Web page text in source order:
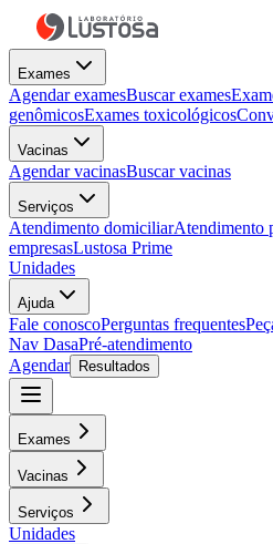
Exames
Agendar examesBuscar exames
genômicosExames toxicológicos
Vacinas
Agendar vacinasBuscar vacinas
Serviços
Atendimento domiciliarAtendimento
empresasLustosa Prime
Unidades
Ajuda
Fale conoscoPerguntas frequentes
Nav DasaPré-atendimento
Agendar
Resultados
Exames
Vacinas
Serviços
Unidades